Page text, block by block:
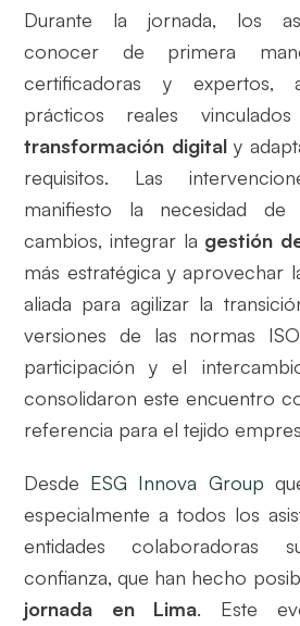
Durante la jornada, los
conocer de primera
certificadoras y expertos,
prácticos reales
transformación digitaly
requisitos. Las
manifiesto la necesidad
cambios, integrar la gestión
más estratégica y aprovechar
aliada para agilizar la
versiones de las normas
participación y el
consolidaron este encuentro
referencia para el tejido
Desde ESG Innova Group
especialmente a todos los
entidades colaboradoras
confianza, que han hecho
jornada en Lima. Este